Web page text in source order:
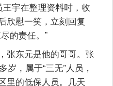
宇在整理资料时，收
欣慰一笑，立刻回复
的责任。”
东元是他的哥哥。张
，属于“三无”人员，
里的低保人员。几天